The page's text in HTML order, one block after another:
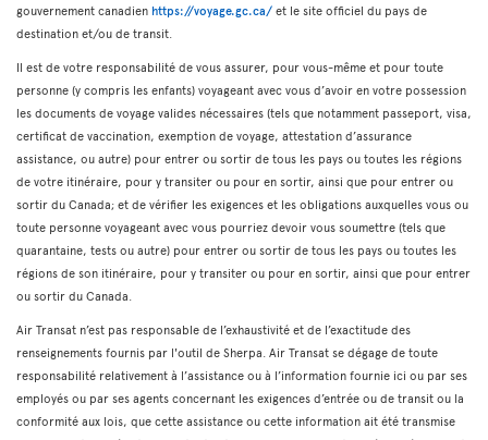
gouvernement canadien https://voyage.gc.ca/ et le site officiel du pays de
destination et/ou de transit.
Il est de votre responsabilité de vous assurer, pour vous-même et pour toute
personne (y compris les enfants) voyageant avec vous d’avoir en votre possession
les documents de voyage valides nécessaires (tels que notamment passeport, visa,
certificat de vaccination, exemption de voyage, attestation d’assurance
assistance, ou autre) pour entrer ou sortir de tous les pays ou toutes les régions
de votre itinéraire, pour y transiter ou pour en sortir, ainsi que pour entrer ou
sortir du Canada; et de vérifier les exigences et les obligations auxquelles vous ou
toute personne voyageant avec vous pourriez devoir vous soumettre (tels que
quarantaine, tests ou autre) pour entrer ou sortir de tous les pays ou toutes les
régions de son itinéraire, pour y transiter ou pour en sortir, ainsi que pour entrer
ou sortir du Canada.
Air Transat n’est pas responsable de l’exhaustivité et de l’exactitude des
renseignements fournis par l'outil de Sherpa. Air Transat se dégage de toute
responsabilité relativement à l’assistance ou à l’information fournie ici ou par ses
employés ou par ses agents concernant les exigences d’entrée ou de transit ou la
conformité aux lois, que cette assistance ou cette information ait été transmise